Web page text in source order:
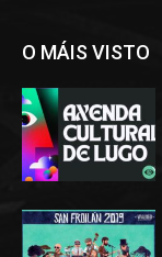
O MÁIS VISTO